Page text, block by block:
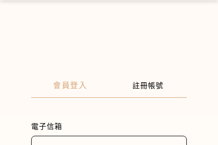
會員登入 註冊帳號
電子信箱